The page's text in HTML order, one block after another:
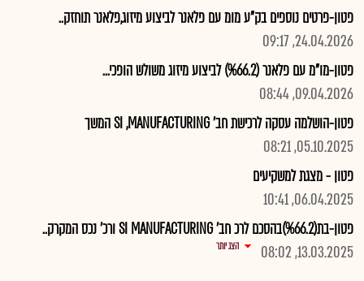
פטון-פרטים נוספים בק"ע מומ עם פלאנר לביצוע מיזוג,פלאנר תוחזק..
24.04.2026, 09:17
פטון-מו"מ עם פלאנר (%66.2) לביצוע מיזוג משולש הופכי...
09.04.2026, 08:44
פטון-הושלמה עסקה לרכישת חב' SI ,MANUFACTURING המשך
05.10.2025, 08:21
פטון - מצגת למשקיעים
06.04.2025, 10:41
פטון-בת(%66.2)בהסכם לרכ חב' SI MANUFACTURING ורכ' נכס המקרק..
13.03.2025, 08:02
הצג יותר